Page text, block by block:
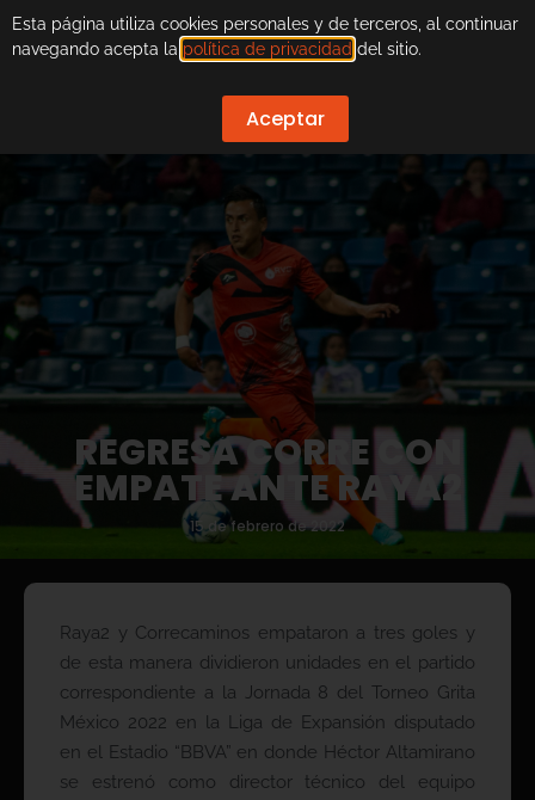
REGRESA CORRE CON
EMPATE ANTE RAYA2
15 de febrero de 2022
Raya2 y Correcaminos empataron a tres goles y
de esta manera dividieron unidades en el partido
correspondiente a la Jornada 8 del Torneo Grita
México 2022 en la Liga de Expansión disputado
en el Estadio “BBVA” en donde Héctor Altamirano
se estrenó como director técnico del equipo
Esta página utiliza cookies personales y de terceros, al continuar
navegando acepta la política de privacidad del sitio.
Aceptar